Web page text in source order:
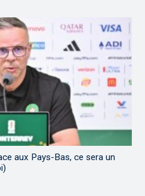
aux Pays-Bas, ce sera un